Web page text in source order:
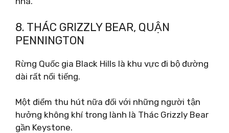
8. THÁC GRIZZLY BEAR, QUẬN
PENNINGTON
Rừng Quốc gia Black Hills là khu vực đi bộ đường
dài rất nổi tiếng.
Một điểm thu hút nữa đối với những người tận
hưởng không khí trong lành là Thác Grizzly Bear
gần Keystone.